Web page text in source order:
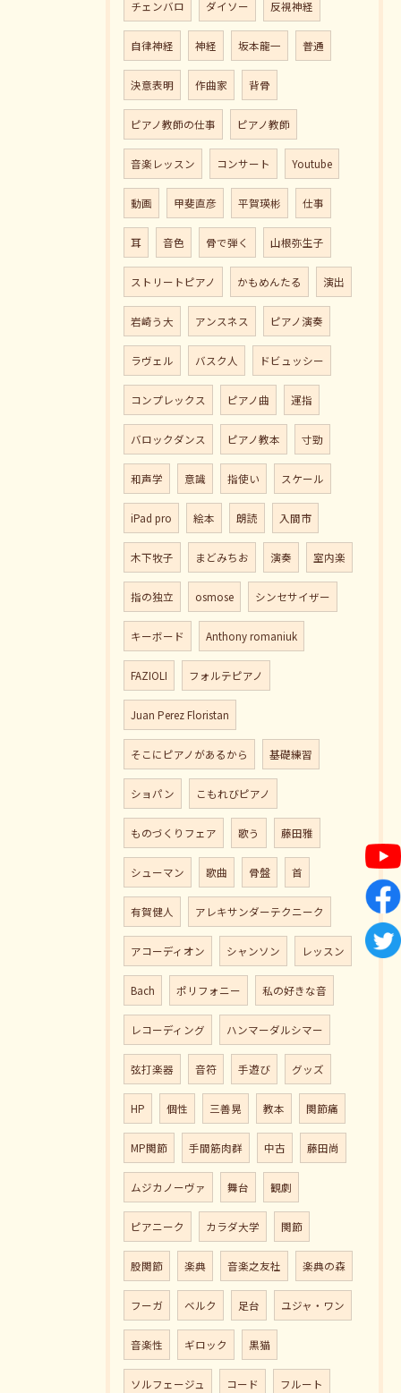
チェンバロ ダイソー 反視神経
自律神経 神経 坂本龍一 普通
決意表明 作曲家 背骨
ピアノ教師の仕事 ピアノ教師
音楽レッスン コンサート Youtube
動画 甲斐直彦 平賀瑛彬 仕事
耳 音色 骨で弾く 山根弥生子
ストリートピアノ かもめんたる 演出
岩崎う大 アンスネス ピアノ演奏
ラヴェル バスク人 ドビュッシー
コンプレックス ピアノ曲 運指
バロックダンス ピアノ教本 寸勁
和声学 意識 指使い スケール
iPad pro 絵本 朗読 入間市
木下牧子 まどみちお 演奏 室内楽
指の独立 osmose シンセサイザー
キーボード Anthony romaniuk
FAZIOLI フォルテピアノ
Juan Perez Floristan
そこにピアノがあるから 基礎練習
ショパン こもれびピアノ
ものづくりフェア 歌う 藤田雅
シューマン 歌曲 骨盤 首
有賀健人 アレキサンダーテクニーク
アコーディオン シャンソン レッスン
Bach ポリフォニー 私の好きな音
レコーディング ハンマーダルシマー
弦打楽器 音符 手遊び グッズ
HP 個性 三善晃 教本 関節痛
MP関節 手間筋肉群 中古 藤田尚
ムジカノーヴァ 舞台 観劇
ピアニーク カラダ大学 関節
股関節 楽典 音楽之友社 楽典の森
フーガ ベルク 足台 ユジャ・ワン
音楽性 ギロック 黒猫
ソルフェージュ コード フルート